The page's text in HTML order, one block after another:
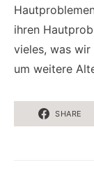
ihren
vieles, was
um weitere
SHARE